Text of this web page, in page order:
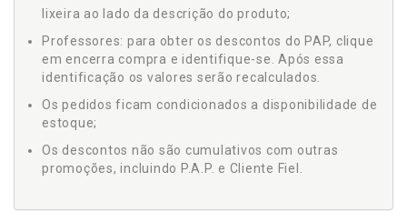
lixeira ao lado da descrição do produto;
Professores: para obter os descontos do PAP, clique
em encerra compra e identifique-se. Após essa
identificação os valores serão recalculados.
Os pedidos ficam condicionados a disponibilidade de
estoque;
Os descontos não são cumulativos com outras
promoções, incluindo P.A.P. e Cliente Fiel.